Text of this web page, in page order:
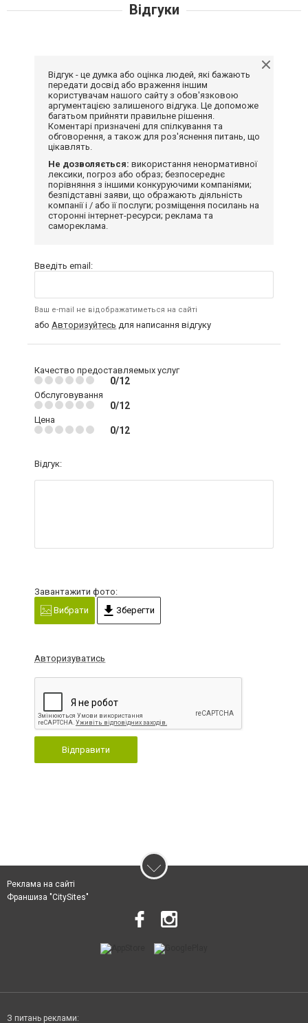
Відгуки
Відгук - це думка або оцінка людей, які бажають
передати досвід або враження іншим
користувачам нашого сайту з обов'язковою
аргументацією залишеного відгука. Це допоможе
багатьом прийняти правильне рішення.
Коментарі призначені для спілкування та
обговорення, а також для роз'яснення питань, що
цікавлять.
Не дозволяється: використання ненормативної
лексики, погроз або образ; безпосереднє
порівняння з іншими конкуруючими компаніями;
безпідставні заяви, що ображають діяльність
компанії і / або її послуги; розміщення посилань на
сторонні інтернет-ресурси; реклама та
самореклама.
Введіть email:
Ваш e-mail не відображатиметься на сайті
або Авторизуйтесь для написання відгуку
Качество предоставляемых услуг
0/12
Обслуговування
0/12
Цена
0/12
Відгук:
Завантажити фото:
Вибрати
Зберегти
Авторизуватись
Відправити
Реклама на сайті
Франшиза "CitySites"
З питань реклами: